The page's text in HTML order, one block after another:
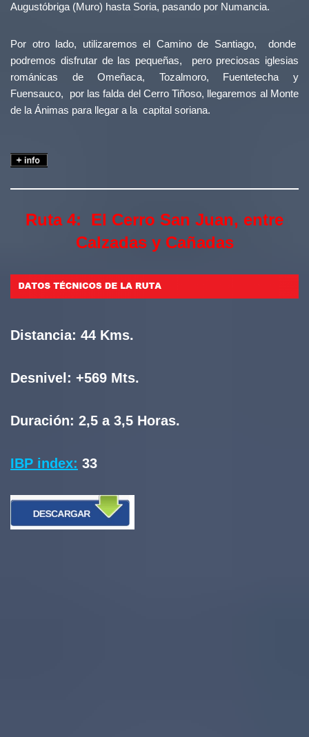
Augustóbriga (Muro) hasta Soria, pasando por Numancia.
Por otro lado, utilizaremos el Camino de Santiago, donde
podremos disfrutar de las pequeñas, pero preciosas iglesias
románicas de Omeñaca, Tozalmoro, Fuentetecha y
Fuensauco, por las falda del Cerro Tiñoso, llegaremos al Monte
de la Ánimas para llegar a la capital soriana.
Ruta 4: El Cerro San Juan, entre
Calzadas y Cañadas
Distancia: 44 Kms.
Desnivel: +569 Mts.
Duración: 2,5 a 3,5 Horas.
IBP index: 33